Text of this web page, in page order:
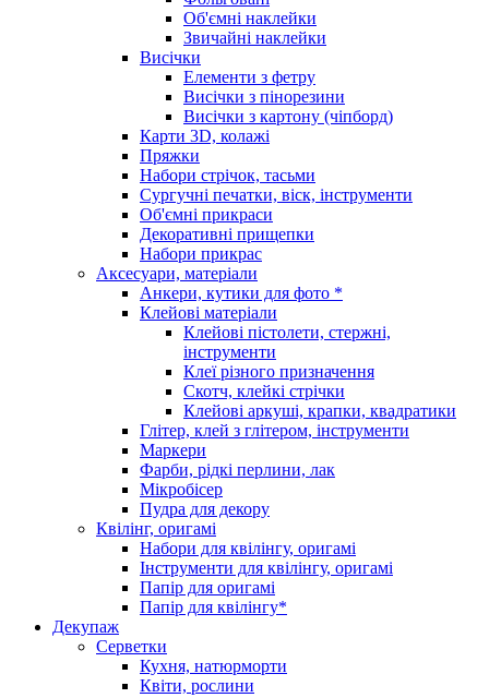
Об'ємні наклейки
Звичайні наклейки
Висічки
Елементи з фетру
Висічки з пінорезини
Висічки з картону (чіпборд)
Карти 3D, колажі
Пряжки
Набори стрічок, тасьми
Сургучні печатки, віск, інструменти
Об'ємні прикраси
Декоративні прищепки
Набори прикрас
Аксесуари, матеріали
Анкери, кутики для фото *
Клейові матеріали
Клейові пістолети, стержні,
інструменти
Клеї різного призначення
Скотч, клейкі стрічки
Клейові аркуші, крапки, квадратики
Глітер, клей з глітером, інструменти
Маркери
Фарби, рідкі перлини, лак
Мікробісер
Пудра для декору
Квілінг, оригамі
Набори для квілінгу, оригамі
Інструменти для квілінгу, оригамі
Папір для оригамі
Папір для квілінгу*
Декупаж
Серветки
Кухня, натюрморти
Квіти, рослини